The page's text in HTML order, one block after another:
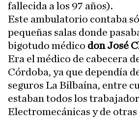
fallecida a los 97 años).
Este ambulatorio contaba
pequeñas salas donde
bigotudo médico don José
Era el médico de cabecera
Córdoba, ya que dependía
seguros La Bilbaína, entre
estaban todos los
Electromecánicas y de otras